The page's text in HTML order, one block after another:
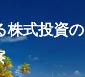
株式投資の